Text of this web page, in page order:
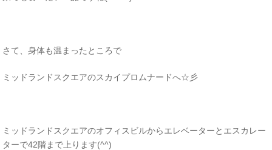
さて、身体も温まったところで
ミッドランドスクエアのスカイプロムナードへ☆彡
ミッドランドスクエアのオフィスビルからエレベーターとエスカレー
ターで42階まで上ります(^^)